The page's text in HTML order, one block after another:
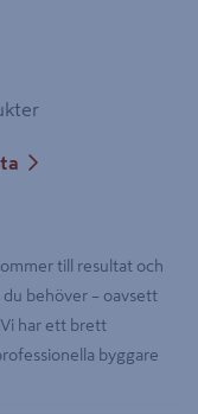
till resultat och
behöver – oavsett
har ett brett
byggare